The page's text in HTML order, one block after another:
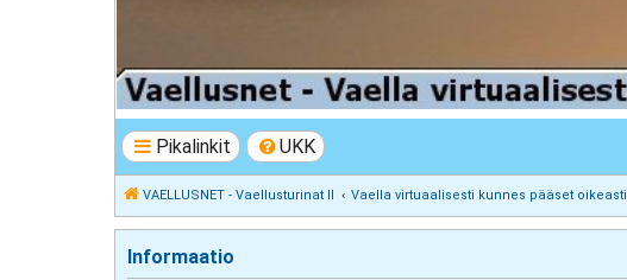
Pikalinkit UKK
VAELLUSNET - Vaellusturinat II Vaella virtuaalisesti kunnes pääset oikeasti
Informaatio